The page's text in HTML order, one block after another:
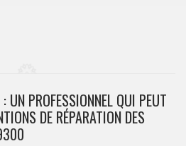
UN PROFESSIONNEL QUI PEUT
DE RÉPARATION DES